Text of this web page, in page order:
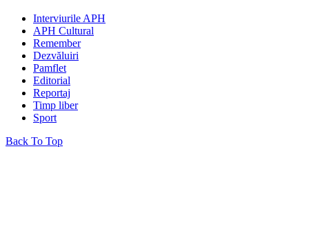
Interviurile APH
APH Cultural
Remember
Dezvăluiri
Pamflet
Editorial
Reportaj
Timp liber
Sport
Back To Top